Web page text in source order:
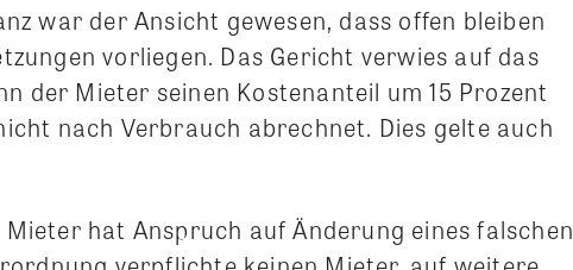
war der Ansicht gewesen, dass offen bleiben
vorliegen. Das Gericht verwies auf das
der Mieter seinen Kostenanteil um 15 Prozent
nach Verbrauch abrechnet. Dies gelte auch
Mieter hat Anspruch auf Änderung eines falschen